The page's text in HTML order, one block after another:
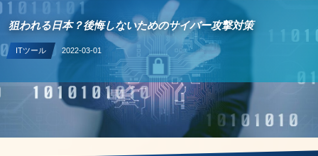
狙われる日本？後悔しないためのサイバー攻撃対策
ITツール 2022-03-01